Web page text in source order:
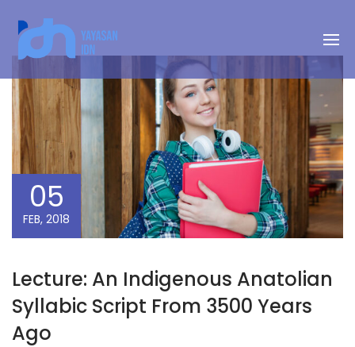
05
FEB, 2018
Lecture: An Indigenous Anatolian
Syllabic Script From 3500 Years
Ago